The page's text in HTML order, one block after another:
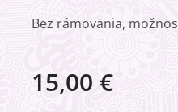
Bez rámovania,
15,00 €